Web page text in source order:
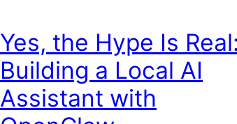
Yes, the Hype Is Real:
Building a Local AI
Assistant with